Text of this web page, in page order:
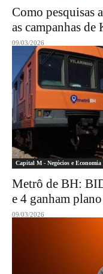
Como pesquisas
as campanhas
09/03/2026
Capital M - Negócios e Economia
Metrô de BH:
e 4 ganham
09/03/2026